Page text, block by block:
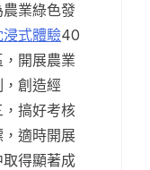
業綠色發
浸式體驗40
開展農業
創造經
搞好考核
適時開展
得顯著成